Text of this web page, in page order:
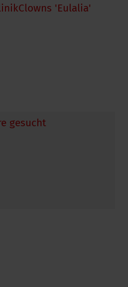
'Eulalia'
gesucht